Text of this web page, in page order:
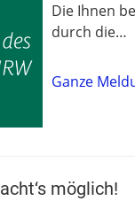
Die Ihnen
durch die…
Ganze
möglich!